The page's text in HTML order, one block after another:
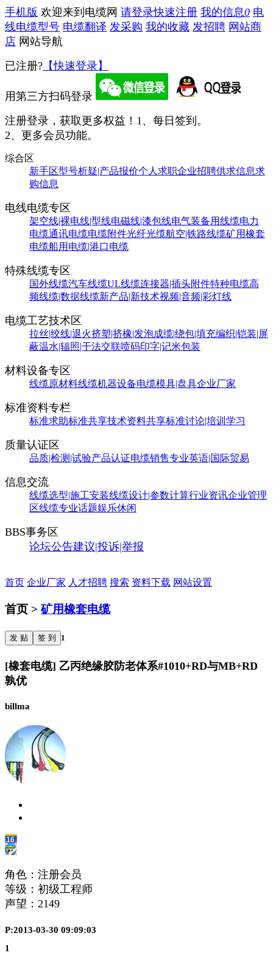
手机版 欢迎来到电缆网 请登录快速注册 我的信息0 电
线电缆型号 电缆翻译 发采购 我的收藏 发招聘 网站商
店 网站导航
已注册? 【快速登录】
用第三方扫码登录
注册登录，获取更多权益！ 1、每日签到。
2、更多会员功能。
综合区
新手区型号析疑|产品报价个人求职企业招聘供求信息求
购信息
电线电缆专区
架空线|裸电线|型线电磁线|漆包线电气装备用线缆电力
电缆通讯电缆电缆附件光纤光缆航空|铁路线缆矿用橡套
电缆船用电缆|港口电缆
特殊线缆专区
国外线缆汽车线缆UL线缆连接器|插头附件特种电缆高
频线缆|数据线缆新产品|新技术视频|音频|彩灯线
电缆工艺技术区
拉丝|绞线|退火挤塑|挤橡|发泡成缆|绕包|填充编织|铠装|屏
蔽温水|辐照|干法交联喷码印字|记米包装
材料设备专区
线缆原材料线缆机器设备电缆模具|盘具企业厂家
标准资料专栏
标准求助标准共享技术资料共享标准讨论|培训学习
质量认证区
品质|检测|试验产品认证电缆销售专业英语|国际贸易
信息交流
线缆选型|施工安装线缆设计|参数计算行业资讯企业管理
区线缆专业话题娱乐休闲
BBS事务区
论坛公告建议|投诉|举报
首页 企业厂家 人才招聘 搜索 资料下载 网站设置
首页 >矿用橡套电缆
发 贴 签 到 1
[橡套电缆] 乙丙绝缘胶防老体系#1010+RD与MB+RD
孰优
billma
角色：注册会员
等级：初级工程师
声望： 2149
P:2013-03-30 09:09:03
1